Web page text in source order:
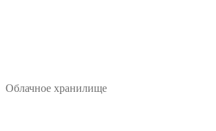
Облачное хранилище